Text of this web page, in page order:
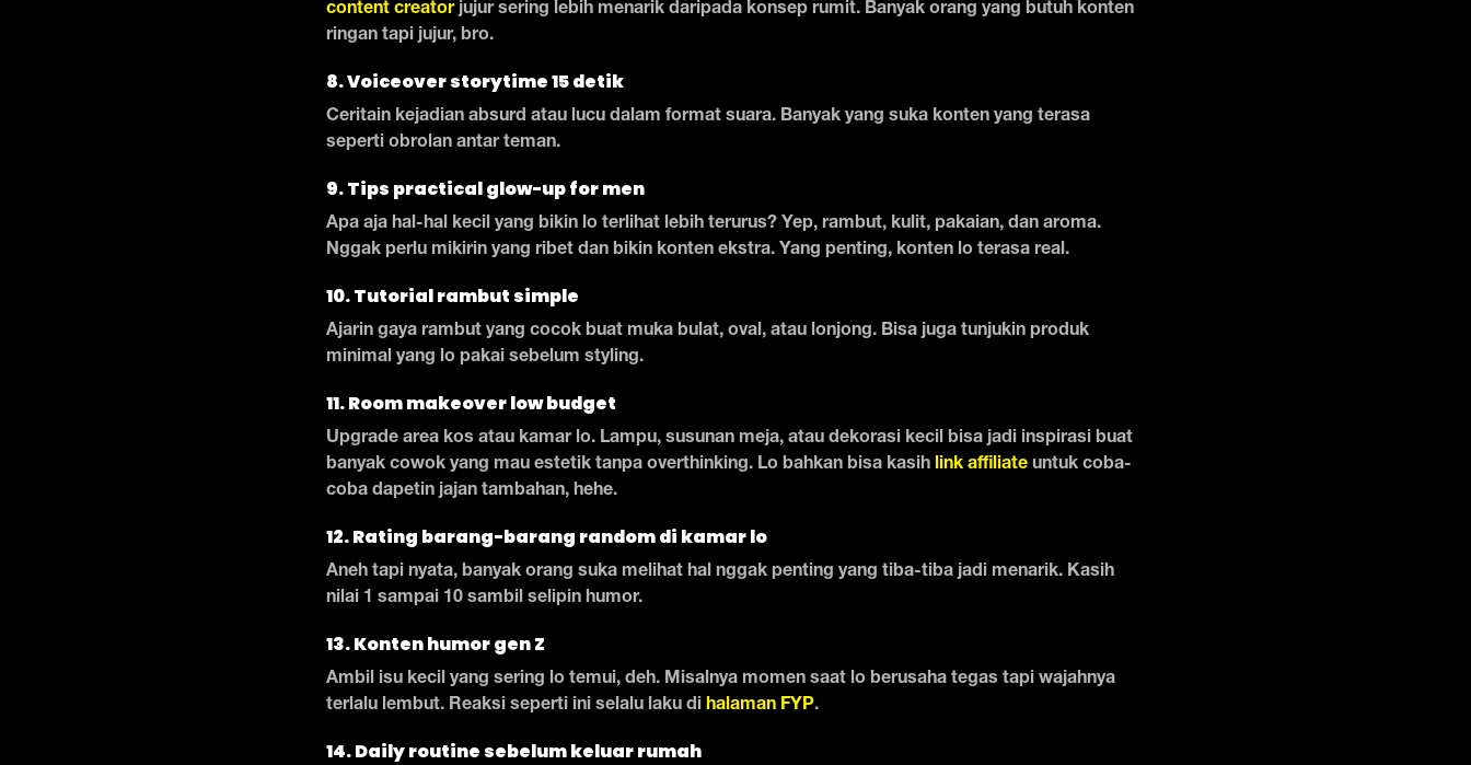
content creatorjujur sering lebih menarik daripada konsep rumit. Banyak orang yang butuh konten
ringan tapi jujur, bro.
8. Voiceover storytime 15 detik
Ceritain kejadian absurd atau lucu dalam format suara. Banyak yang suka konten yang terasa
seperti obrolan antar teman.
9. Tips practical glow-up for men
Apa aja hal-hal kecil yang bikin lo terlihat lebih terurus? Yep, rambut, kulit, pakaian, dan aroma.
Nggak perlu mikirin yang ribet dan bikin konten ekstra. Yang penting, konten lo terasa real.
10. Tutorial rambut simple
Ajarin gaya rambut yang cocok buat muka bulat, oval, atau lonjong. Bisa juga tunjukin produk
minimal yang lo pakai sebelum styling.
11. Room makeover low budget
Upgrade area kos atau kamar lo. Lampu, susunan meja, atau dekorasi kecil bisa jadi inspirasi buat
banyak cowok yang mau estetik tanpa overthinking. Lo bahkan bisa kasih link affiliateuntuk coba-
coba dapetin jajan tambahan, hehe.
12. Rating barang-barang random di kamar lo
Aneh tapi nyata, banyak orang suka melihat hal nggak penting yang tiba-tiba jadi menarik. Kasih
nilai 1 sampai 10 sambil selipin humor.
13. Konten humor gen Z
Ambil isu kecil yang sering lo temui, deh. Misalnya momen saat lo berusaha tegas tapi wajahnya
terlalu lembut. Reaksi seperti ini selalu laku di halaman FYP.
14. Daily routine sebelum keluar rumah